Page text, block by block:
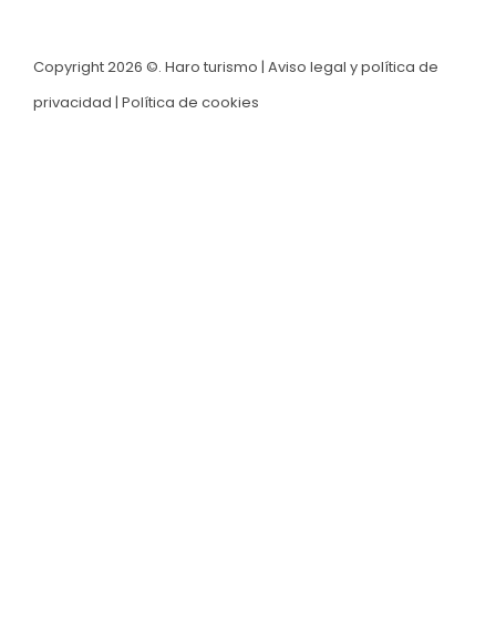
Copyright 2026 ©. Haro turismo | Aviso legal y política de
privacidad | Política de cookies